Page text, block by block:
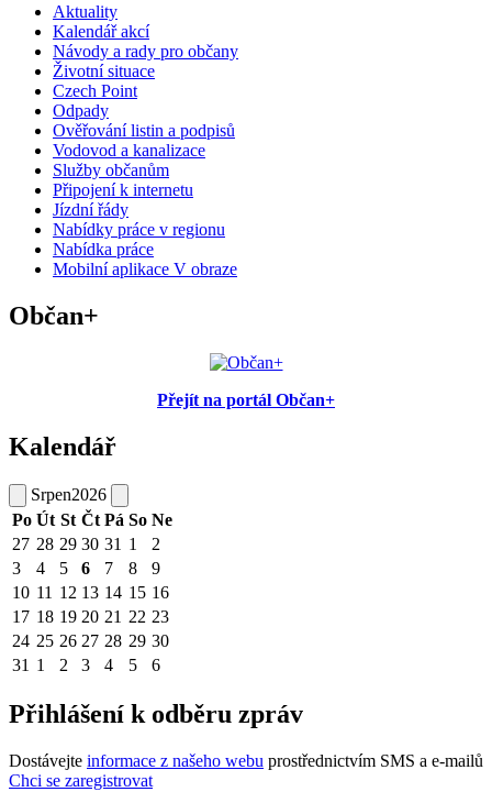
Aktuality
Kalendář akcí
Návody a rady pro občany
Životní situace
Czech Point
Odpady
Ověřování listin a podpisů
Vodovod a kanalizace
Služby občanům
Připojení k internetu
Jízdní řády
Nabídky práce v regionu
Nabídka práce
Mobilní aplikace V obraze
Občan+
Přejít na portál Občan+
Kalendář
Srpen2026
Po Út St Čt Pá So Ne
27 28 29 30 31 1
2
3
4 5 6 7 8
9
10 11 12 13 14 15 16
17 18 19 20 21 22 23
24 25 26 27 28 29 30
31 1 2 3 4 5 6
Přihlášení k odběru zpráv
Dostávejte informace z našeho webu prostřednictvím SMS a e-mailů
Chci se zaregistrovat